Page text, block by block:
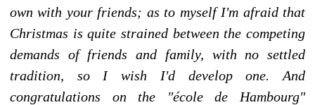
own with your friends; as to myself I'm afraid that
Christmas is quite strained between the competing
demands of friends and family, with no settled
tradition, so I wish I'd develop one. And
congratulations on the "école de Hambourg"